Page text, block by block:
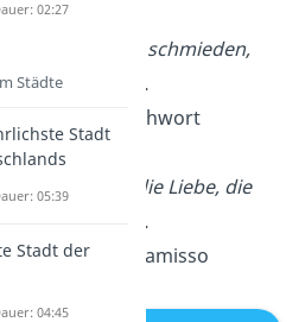
soll das Eisen schmieden,
es heiß ist.
Deutsches Sprichwort
Glück ist nur die Liebe, die
ist das Glück.
von Chamisso
02:27
Städte
Stadt
05:39
Stadt der
04:45